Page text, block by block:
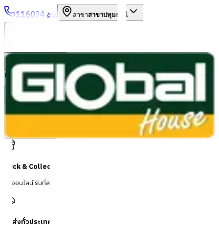
116024 ชม. สาขาสาขาปทุมธานี
หมวดหมู่สินค้า
ค้นหา
บัญชีของฉัน ตะกร้าสินค้า
Previous slide
Click & Collect
สั่งออนไลน์ รับที่สาขา
จัดส่งทั่วประเทศ